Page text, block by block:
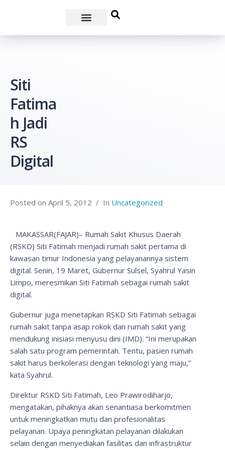
Siti
Fatima
h Jadi
RS
Digital
Posted on April 5, 2012 In Uncategorized
MAKASSAR(FAJAR)– Rumah Sakit Khusus Daerah
(RSKD) Siti Fatimah menjadi rumah sakit pertama di
kawasan timur Indonesia yang pelayanannya sistem
digital. Senin, 19 Maret, Gubernur Sulsel, Syahrul Yasin
Limpo, meresmikan Siti Fatimah sebagai rumah sakit
digital.
Gubernur juga menetapkan RSKD Siti Fatimah sebagai
rumah sakit tanpa asap rokok dan rumah sakit yang
mendukung inisiasi menyusu dini (IMD). “Ini merupakan
salah satu program pemerintah. Tentu, pasien rumah
sakit harus berkolerasi dengan teknologi yang maju,”
kata Syahrul.
Direktur RSKD Siti Fatimah, Leo Prawirodiharjo,
mengatakan, pihaknya akan senantiasa berkomitmen
untuk meningkatkan mutu dan profesionalitas
pelayanan. Upaya peningkatan pelayanan dilakukan
selain dengan menyediakan fasilitas dan infrastruktur